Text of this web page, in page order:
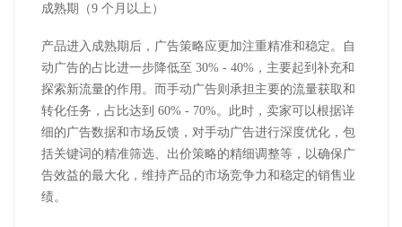
成熟期（9 个月以上）
产品进入成熟期后，广告策略应更加注重精准和稳定。自
动广告的占比进一步降低至 30% - 40%，主要起到补充和
探索新流量的作用。而手动广告则承担主要的流量获取和
转化任务，占比达到 60% - 70%。此时，卖家可以根据详
细的广告数据和市场反馈，对手动广告进行深度优化，包
括关键词的精准筛选、出价策略的精细调整等，以确保广
告效益的最大化，维持产品的市场竞争力和稳定的销售业
绩。